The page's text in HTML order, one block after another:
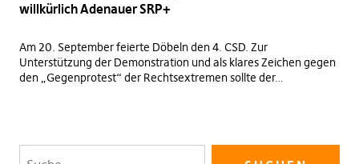
willkürlich Adenauer SRP+
Am 20. September feierte Döbeln den 4. CSD. Zur
Unterstützung der Demonstration und als klares Zeichen gegen
den „Gegenprotest“ der Rechtsextremen sollte der…